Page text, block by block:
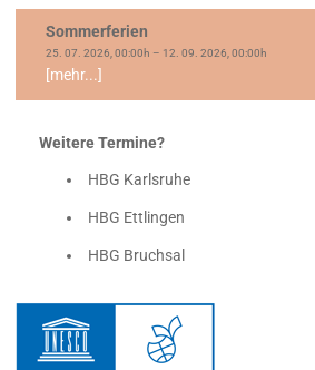
Sommerferien
25. 07. 2026, 00:00h – 12. 09. 2026, 00:00h
[mehr...]
Weitere Termine?
HBG Karlsruhe
HBG Ettlingen
HBG Bruchsal